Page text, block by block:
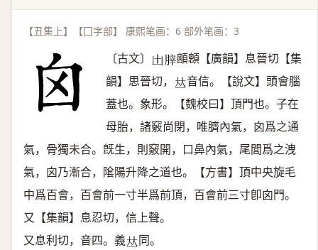
【丑集上】【囗字部】 康熙笔画：6 部外笔画：3
〔古文〕 𠙷 𦞤 䪿顖【廣韻】息晉切【集
韻】思晉切， 𠀤音信。【說文】頭會腦
蓋也。象形。【魏校曰】頂門也。子在
母胎，諸竅尚閉，唯臍內氣，囟爲之通
氣，骨獨未合。旣生，則竅開，口鼻內氣，尾閭爲之洩
氣，囟乃漸合，隂陽升降之道也。【方書】頂中央旋毛
中爲百會，百會前一寸半爲前頂，百會前三寸卽囟門。
又【集韻】息忍切，信上聲。
又息利切，音四。義𠀤同。